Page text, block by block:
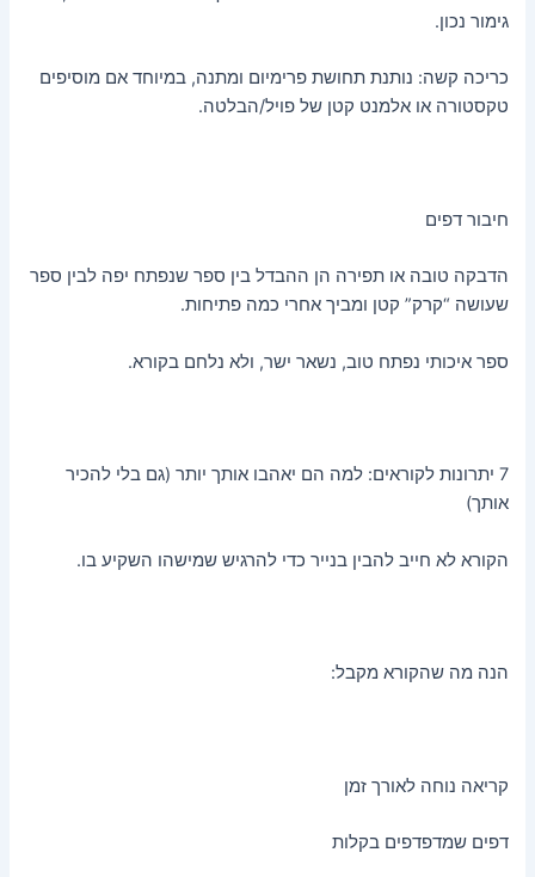
גימור נכון.
כריכה קשה: נותנת תחושת פרימיום ומתנה, במיוחד אם מוסיפים
טקסטורה או אלמנט קטן של פויל/הבלטה.
חיבור דפים
הדבקה טובה או תפירה הן ההבדל בין ספר שנפתח יפה לבין ספר
שעושה “קרק” קטן ומביך אחרי כמה פתיחות.
ספר איכותי נפתח טוב, נשאר ישר, ולא נלחם בקורא.
7 יתרונות לקוראים: למה הם יאהבו אותך יותר (גם בלי להכיר
אותך)
הקורא לא חייב להבין בנייר כדי להרגיש שמישהו השקיע בו.
הנה מה שהקורא מקבל:
קריאה נוחה לאורך זמן
דפים שמדפדפים בקלות